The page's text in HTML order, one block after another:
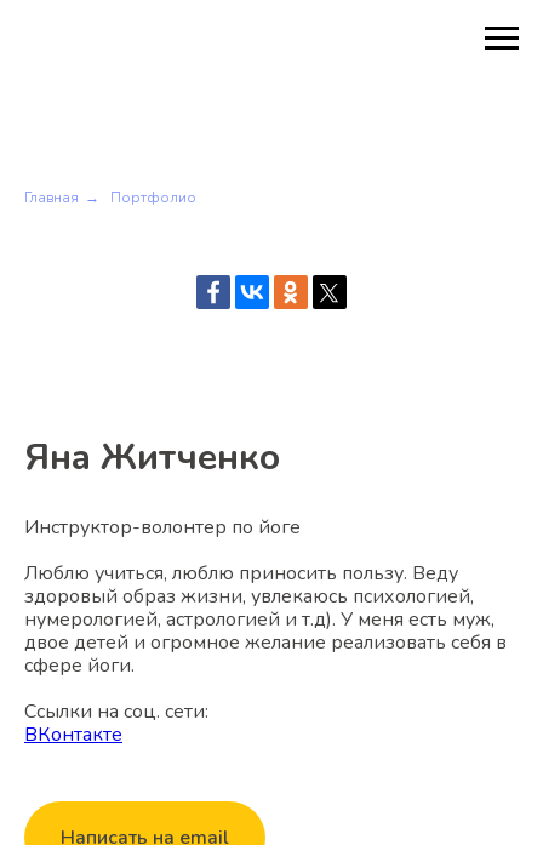
Главная → Портфолио
Яна Житченко
Инструктор-волонтер по йоге
Люблю учиться, люблю приносить пользу. Веду
здоровый образ жизни, увлекаюсь психологией,
нумерологией, астрологией и т.д). У меня есть муж,
двое детей и огромное желание реализовать себя в
сфере йоги.
Ссылки на соц. сети:
ВКонтакте
Написать на email